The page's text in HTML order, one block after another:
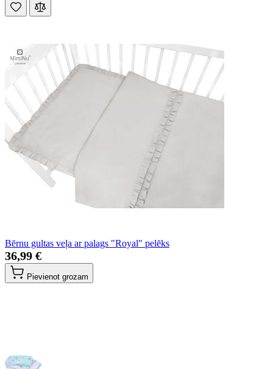
Bērnu gultas veļa ar palags "Royal" pelēks
36,99 €
Pievienot grozam